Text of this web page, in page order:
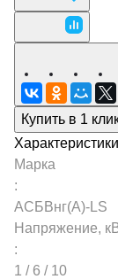
Купить в 1
Характеристики
Марка
:
АСБВнг(А)-LS
Напряжение,
:
1 / 6 / 10